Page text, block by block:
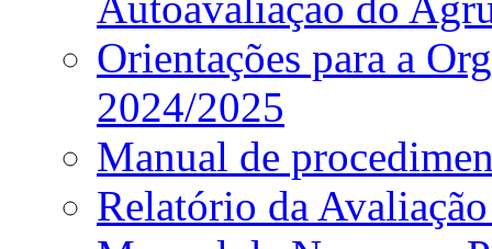
Orientações para a
2024/2025
Manual de
Relatório da